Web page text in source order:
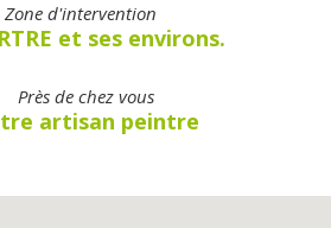
Zone d'intervention
et ses environs.
Près de chez vous
artisan peintre